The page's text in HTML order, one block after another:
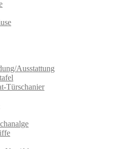
Ausstattung
Türschanier